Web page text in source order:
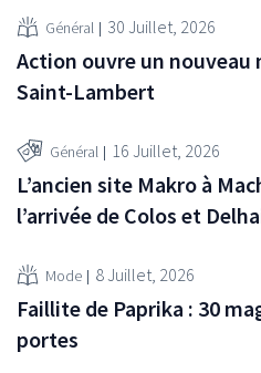
Général 30 Juillet, 2026
Action ouvre un nouveau
Saint-Lambert
Général 16 Juillet, 2026
L’ancien site Makro à
l’arrivée de Colos et
Mode 8 Juillet, 2026
Faillite de Paprika : 30
portes